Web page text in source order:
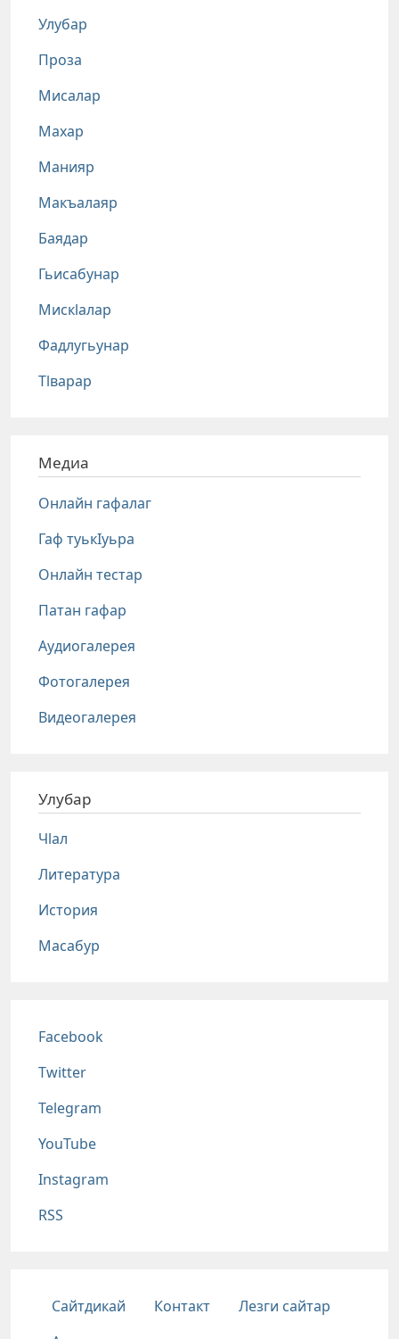
Улубар
Проза
Мисалар
Махар
Манияр
Макъалаяр
Баядар
Гьисабунар
Мискlалар
Фадлугьунар
Тlварар
Медиа
Онлайн гафалаг
Гаф туькIуьра
Онлайн тестар
Патан гафар
Аудиогалерея
Фотогалерея
Видеогалерея
Улубар
Чlал
Литература
История
Масабур
Соц сети
Facebook
Twitter
Telegram
YouTube
Instagram
RSS
Подвал
Сайтдикай Контакт
Лезги сайтар